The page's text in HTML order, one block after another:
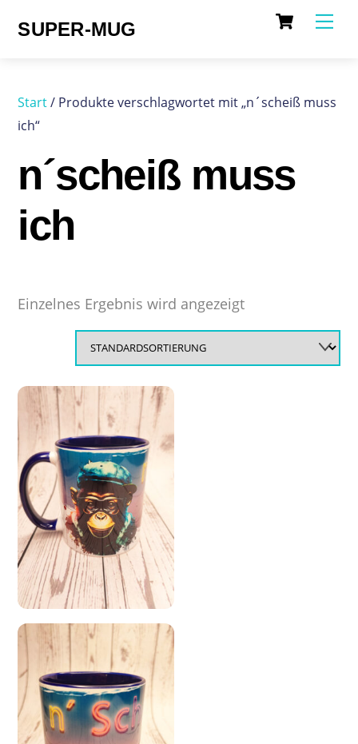
Cart
SUPER-MUG
Start/ Produkte verschlagwortet mit „n´scheiß muss
ich“
n´scheiß muss
ich
Einzelnes Ergebnis wird angezeigt